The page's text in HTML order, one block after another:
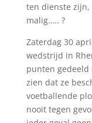
ten dienste zijn,
malig….. ?
Zaterdag 30
wedstrijd in
punten gedeeld
zien dat ze
voetballende
nooit tegen